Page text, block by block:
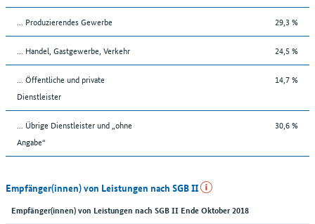
... Produzierendes Gewerbe 29,3 %
... Handel, Gastgewerbe, Verkehr 24,5 %
... Öffentliche und private
Dienstleister
14,7 %
... Übrige Dienstleister und „ohne
Angabe“
30,6 %
Empfänger(innen) von Leistungen nach SGB II
Empfänger(innen) von Leistungen nach SGB II Ende Oktober 2018